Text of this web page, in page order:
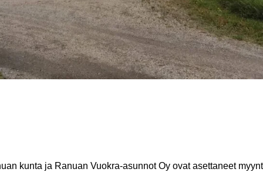
kunta ja Ranuan Vuokra-asunnot Oy ovat asettaneet